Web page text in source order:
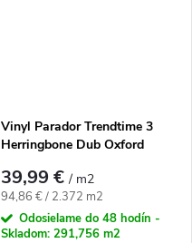
Vinyl Parador Trendtime 3
Herringbone Dub Oxford
39,99 €/ m2
Jednotková cena:
94,86 € / 2.372 m2
Odosielame do 48 hodín -
Skladom: 291,756 m2